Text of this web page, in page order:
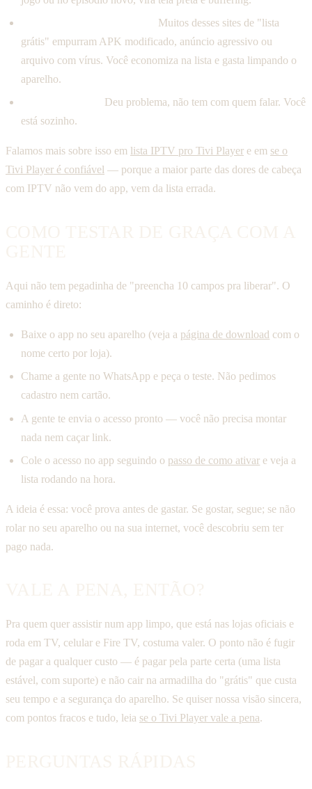
Muitos desses sites de "lista
grátis" empurram APK modificado, anúncio agressivo ou
arquivo com vírus. Você economiza na lista e gasta limpando o
aparelho.
Deu problema, não tem com quem falar. Você
está sozinho.
Falamos mais sobre isso em lista IPTV pro Tivi Player e em se o
Tivi Player é confiável — porque a maior parte das dores de cabeça
com IPTV não vem do app, vem da lista errada.
Aqui não tem pegadinha de "preencha 10 campos pra liberar". O
caminho é direto:
Baixe o app no seu aparelho (veja a página de download com o
nome certo por loja).
Chame a gente no WhatsApp e peça o teste. Não pedimos
cadastro nem cartão.
A gente te envia o acesso pronto — você não precisa montar
nada nem caçar link.
Cole o acesso no app seguindo o passo de como ativar e veja a
lista rodando na hora.
A ideia é essa: você prova antes de gastar. Se gostar, segue; se não
rolar no seu aparelho ou na sua internet, você descobriu sem ter
pago nada.
Pra quem quer assistir num app limpo, que está nas lojas oficiais e
roda em TV, celular e Fire TV, costuma valer. O ponto não é fugir
de pagar a qualquer custo — é pagar pela parte certa (uma lista
estável, com suporte) e não cair na armadilha do "grátis" que custa
seu tempo e a segurança do aparelho. Se quiser nossa visão sincera,
com pontos fracos e tudo, leia se o Tivi Player vale a pena.